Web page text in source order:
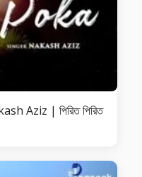
Aziz | পিরিত পিরিত